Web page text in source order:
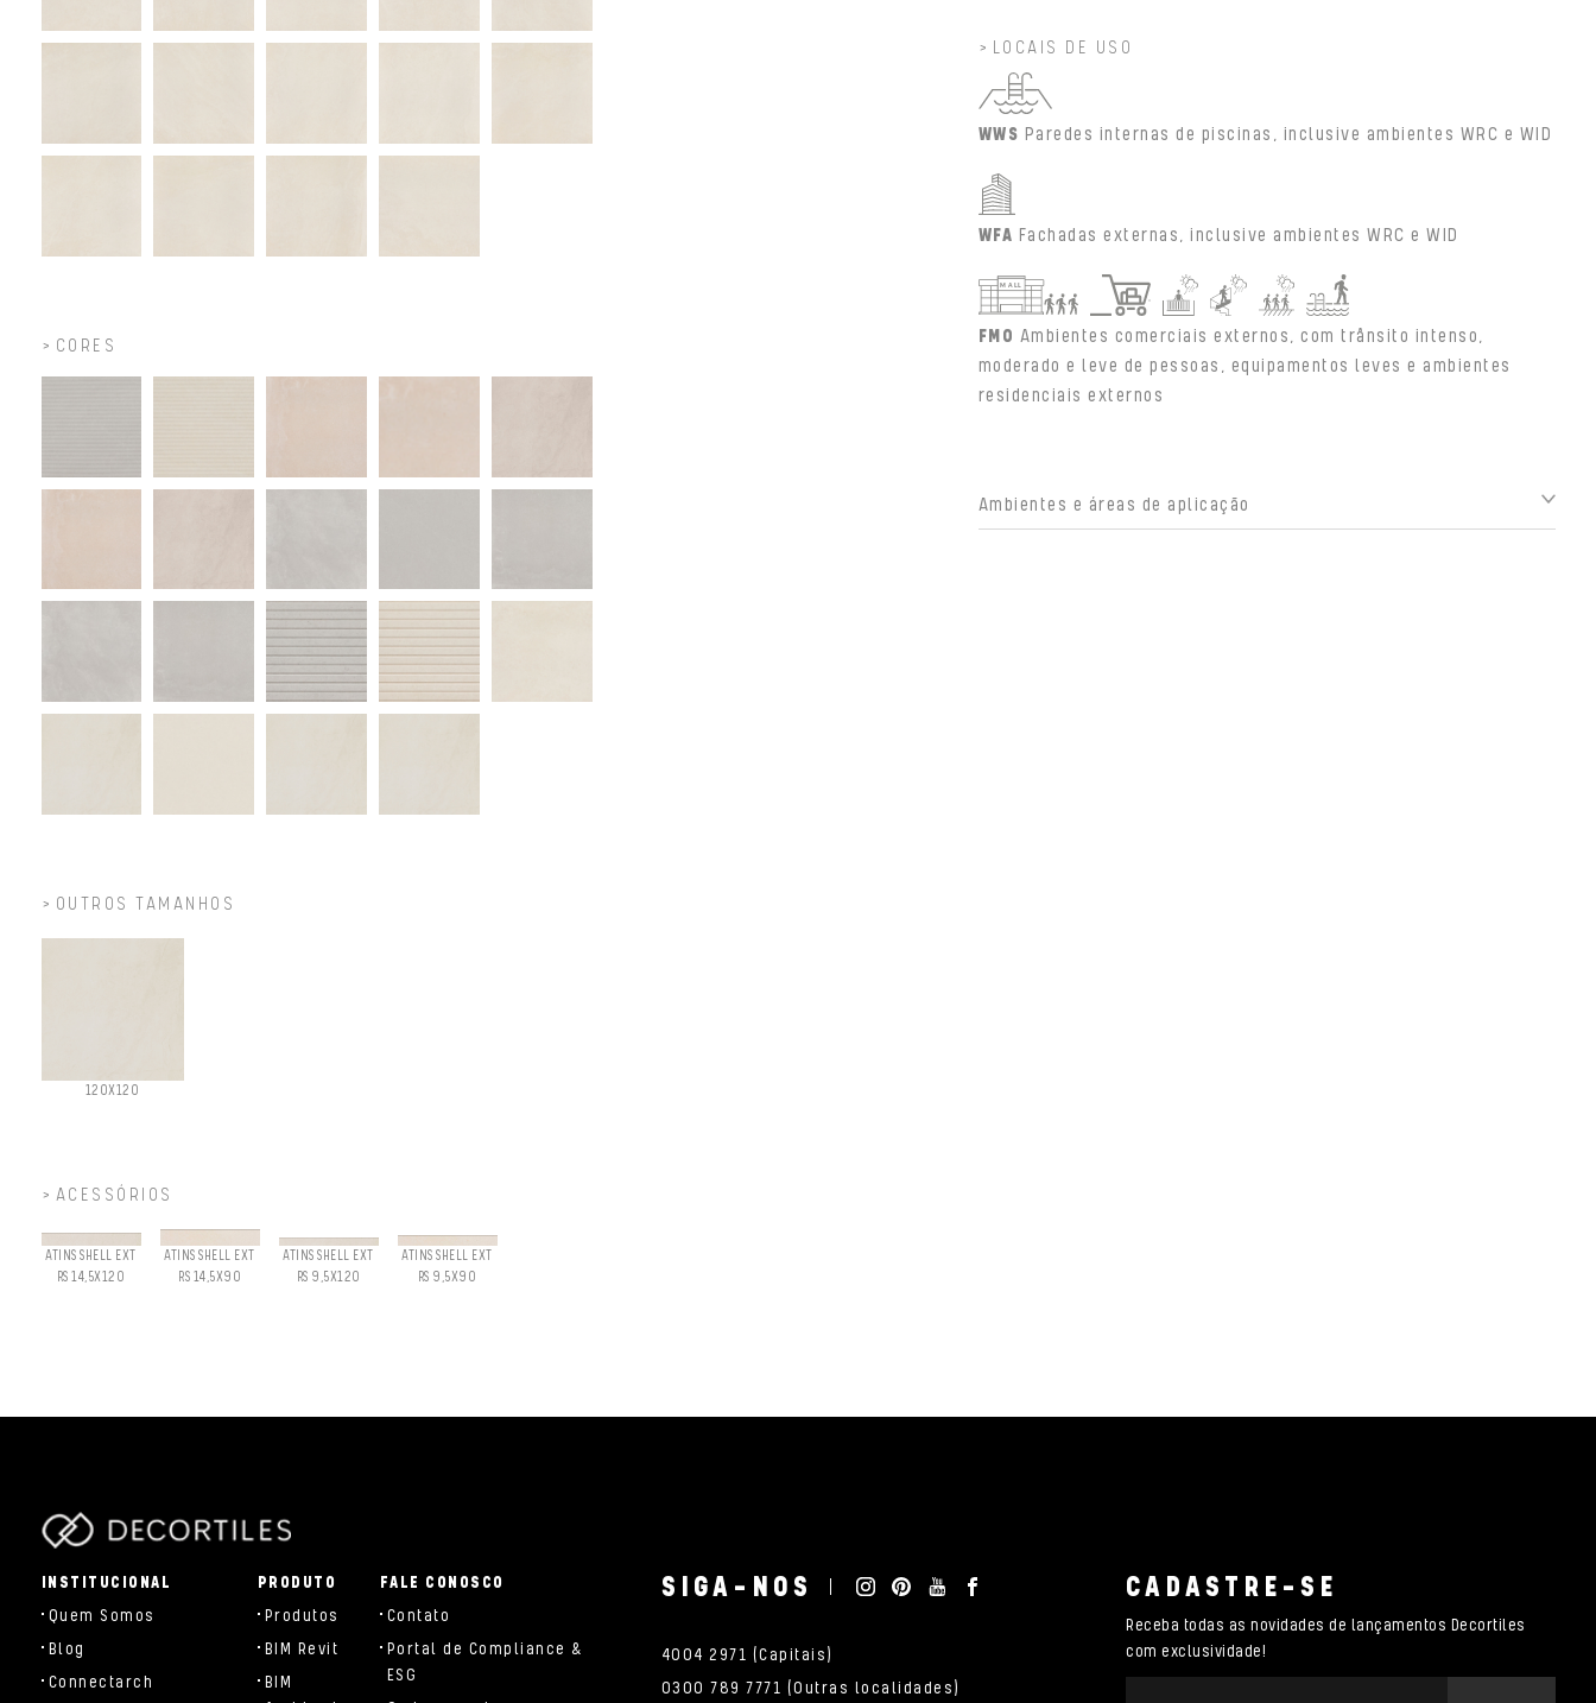
CORES
OUTROS TAMANHOS
120X120
ACESSÓRIOS
ATINS SHELL EXT
RS 14,5X120
ATINS SHELL EXT
RS 14,5X90
ATINS SHELL EXT
RS 9,5X120
ATINS SHELL EXT
RS 9,5X90
LOCAIS DE USO
WWS Paredes internas de piscinas, inclusive ambientes WRC e WID
WFA Fachadas externas, inclusive ambientes WRC e WID
FMO Ambientes comerciais externos, com trânsito intenso,
moderado e leve de pessoas, equipamentos leves e ambientes
residenciais externos
Ambientes e áreas de aplicação
INSTITUCIONAL
Quem Somos
Blog
Connectarch
PRODUTO
Produtos
BIM Revit
BIM
FALE CONOSCO
Contato
Portal de Compliance &
ESG
SIGA-NOS
4004 2971 (Capitais)
0300 789 7771 (Outras localidades)
CADASTRE-SE
Receba todas as novidades de lançamentos Decortiles
com exclusividade!